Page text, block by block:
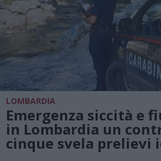
LOMBARDIA
Emergenza siccità e
in Lombardia un
cinque svela prelievi